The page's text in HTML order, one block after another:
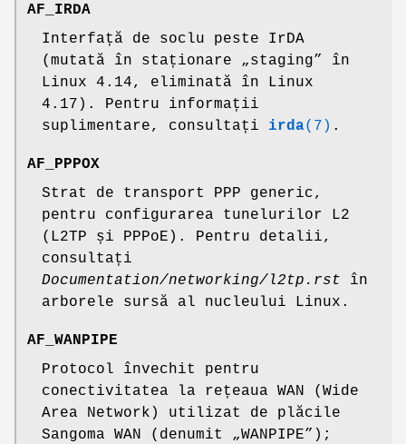
AF_IRDA
Interfață de soclu peste IrDA
(mutată în staționare „staging” în
Linux 4.14, eliminată în Linux
4.17). Pentru informații
suplimentare, consultați irda(7) .
AF_PPPOX
Strat de transport PPP generic,
pentru configurarea tunelurilor L2
(L2TP și PPPoE). Pentru detalii,
consultați
Documentation/networking/l2tp.rst în
arborele sursă al nucleului Linux.
AF_WANPIPE
Protocol învechit pentru
conectivitatea la rețeaua WAN (Wide
Area Network) utilizat de plăcile
Sangoma WAN (denumit „WANPIPE”);